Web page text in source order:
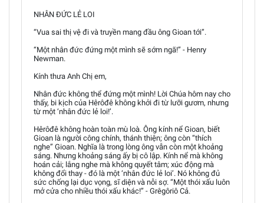
NHÂN ĐỨC LẺ LOI
“Vua sai thị vệ đi và truyền mang đầu ông Gioan tới”.
“Một nhân đức đứng một mình sẽ sớm ngã!” - Henry
Newman.
Kính thưa Anh Chị em,
Nhân đức không thể đứng một mình! Lời Chúa hôm nay cho
thấy, bi kịch của Hêrôđê không khởi đi từ lưỡi gươm, nhưng
từ một ‘nhân đức lẻ loi!’.
Hêrôđê không hoàn toàn mù loà. Ông kính nể Gioan, biết
Gioan là người công chính, thánh thiện; ông còn “thích
nghe” Gioan. Nghĩa là trong lòng ông vẫn còn một khoảng
sáng. Nhưng khoảng sáng ấy bị cô lập. Kính nể mà không
hoán cải; lắng nghe mà không quyết tâm; xúc động mà
không đổi thay - đó là một ‘nhân đức lẻ loi’. Nó không đủ
sức chống lại dục vọng, sĩ diện và nỗi sợ. “Một thói xấu luôn
mở cửa cho nhiều thói xấu khác!” - Grêgôriô Cả.